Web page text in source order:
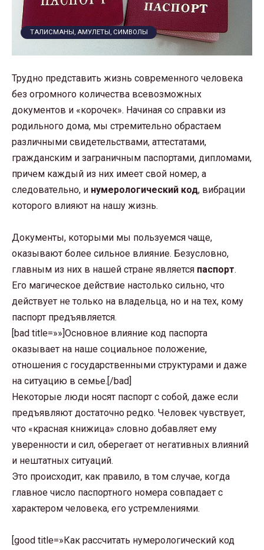
ТАЛИСМАНЫ, АМУЛЕТЫ, СИМВОЛЫ
Трудно представить жизнь современного человека
без огромного количества всевозможных
документов и «корочек». Начиная со справки из
родильного дома, мы стремительно обрастаем
различными свидетельствами, аттестатами,
гражданским и заграничным паспортами, дипломами,
причем каждый из них имеет свой номер, а
следовательно, и нумерологический код, вибрации
которого влияют на нашу жизнь.
Документы, которыми мы пользуемся чаще,
оказывают более сильное влияние. Безусловно,
главным из них в нашей стране является паспорт.
Его магическое действие настолько сильно, что
действует не только на владельца, но и на тех, кому
паспорт предъявляется.
[bad title=»»]Основное влияние код паспорта
оказывает на наше социальное положение,
отношения с государственными структурами и даже
на ситуацию в семье.[/bad]
Некоторые люди носят паспорт с собой, даже если
предъявляют достаточно редко. Человек чувствует,
что «красная книжица» словно добавляет ему
уверенности и сил, оберегает от негативных влияний
и нештатных ситуаций.
Это происходит, как правило, в том случае, когда
главное число паспортного номера совпадает с
характером человека, его устремлениями.
[good title=»Как рассчитать нумерологический код